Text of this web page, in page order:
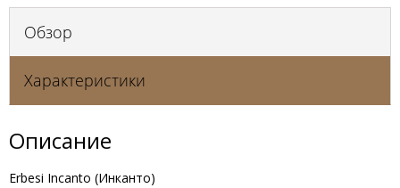
Обзор
Характеристики
Описание
Erbesi Incanto (Инканто)